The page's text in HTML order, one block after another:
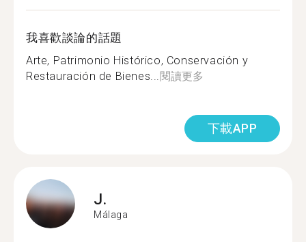
我喜歡談論的話題
Arte, Patrimonio Histórico, Conservación y
Restauración de Bienes...閱讀更多
下載APP
J.
Málaga